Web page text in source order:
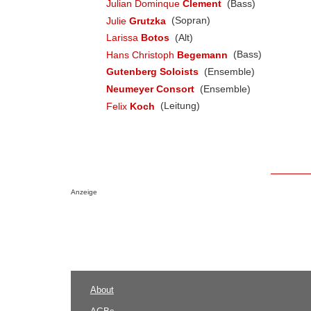
Julian Dominque Clement (Bass)
Julie Grutzka (Sopran)
Larissa Botos (Alt)
Hans Christoph Begemann
(Bass)
Gutenberg Soloists (Ensemble)
Neumeyer Consort (Ensemble)
Felix Koch (Leitung)
Anzeige
About